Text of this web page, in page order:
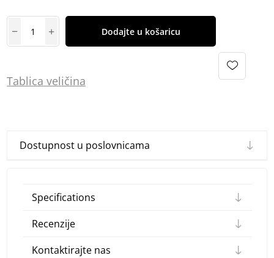
Dodajte u košaricu
Tablica veličina
Dostupnost u poslovnicama
Specifications
Recenzije
Kontaktirajte nas